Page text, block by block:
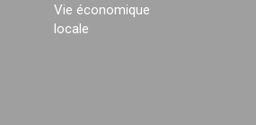
Vie économique
locale